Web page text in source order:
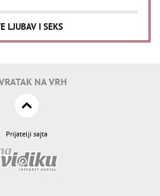
LJUBAV I SEKS
NA VRH
Prijatelji sajta